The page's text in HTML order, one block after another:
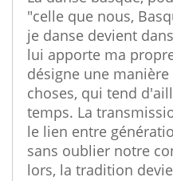
"celle que nous,
je danse devient
lui apporte ma
désigne une
choses, qui tend
temps. La
le lien entre
sans oublier notre
lors, la tradition